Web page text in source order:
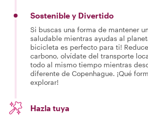
Sostenible y Divertido
Si buscas una forma de mantener
saludable mientras ayudas al
bicicleta es perfecto para ti!
carbono, olvídate del transporte
todo al mismo tiempo mientras
diferente de Copenhague. ¡Qué
explorar!
Hazla tuya